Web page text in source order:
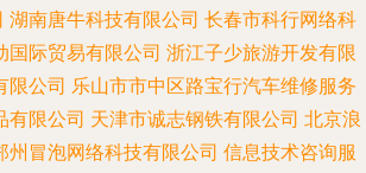
湖南唐牛科技有限公司 长春市科行网络科
国际贸易有限公司 浙江子少旅游开发有限
限公司 乐山市市中区路宝行汽车维修服务
有限公司 天津市诚志钢铁有限公司 北京浪
州冒泡网络科技有限公司 信息技术咨询服